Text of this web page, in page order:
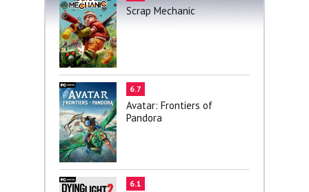
Scrap Mechanic
6.7
Avatar: Frontiers of
Pandora
6.1